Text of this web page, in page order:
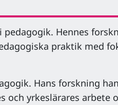
Hennes
praktik med
Hans forskning
och yrkeslärares arbete